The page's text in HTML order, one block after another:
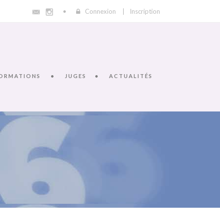
Connexion Inscription
JUGES ACTUALITÉS